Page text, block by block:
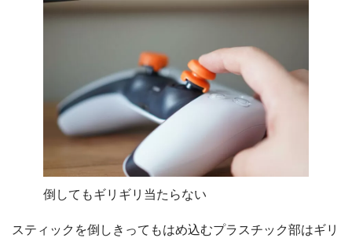
倒してもギリギリ当たらない
スティックを倒しきってもはめ込むプラスチック部はギリ